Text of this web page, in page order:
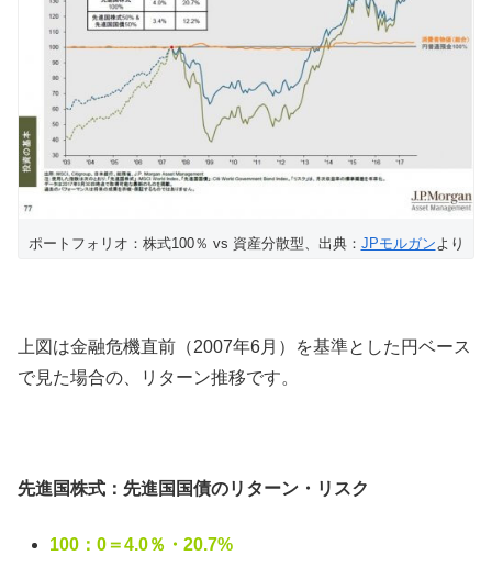
ポートフォリオ：株式100％ vs 資産分散型、出典： JPモルガン より
上図は金融危機直前（2007年6月）を基準とした円ベース
で見た場合の、リターン推移です。
先進国株式：先進国国債のリターン・リスク
100：0＝4.0％・20.7%